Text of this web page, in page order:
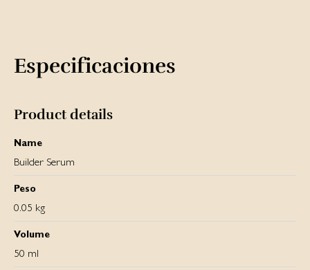
Especificaciones
Product details
Name
Builder Serum
Peso
0.05 kg
Volume
50 ml